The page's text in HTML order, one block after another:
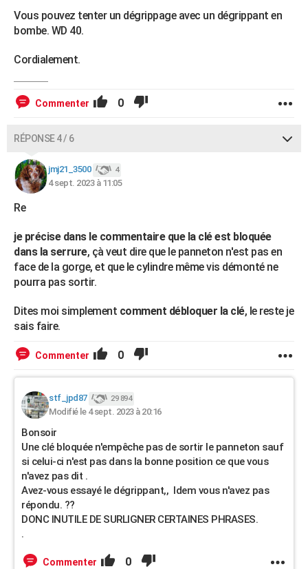
Vous pouvez tenter un dégrippage avec un dégrippant en
bombe. WD 40.
Cordialement.
Commenter 0
RÉPONSE 4 / 6
jmj21_3500 4
4 sept. 2023 à 11:05
Re
je précise dans le commentaire que la clé est bloquée
dans la serrure, çà veut dire que le panneton n'est pas en
face de la gorge, et que le cylindre même vis démonté ne
pourra pas sortir.
Dites moi simplement comment débloquer la clé, le reste je
sais faire.
Commenter 0
stf_jpd87 29 894
Modifié le 4 sept. 2023 à 20:16
Bonsoir
Une clé bloquée n'empêche pas de sortir le panneton sauf
si celui-ci n'est pas dans la bonne position ce que vous
n'avez pas dit .
Avez-vous essayé le dégrippant,, Idem vous n'avez pas
répondu. ??
DONC INUTILE DE SURLIGNER CERTAINES PHRASES.
.
Commenter 0